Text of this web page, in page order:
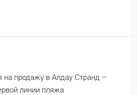
на продажу в Алдау Странд –
линии пляжа